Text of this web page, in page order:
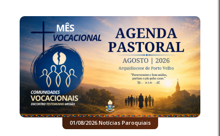
01/08/2026. Notícias Paroquiais